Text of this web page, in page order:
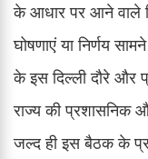
के आधार पर आने वाले
घोषणाएं या निर्णय
के इस दिल्ली दौरे और
राज्य की प्रशासनिक
जल्द ही इस बैठक के